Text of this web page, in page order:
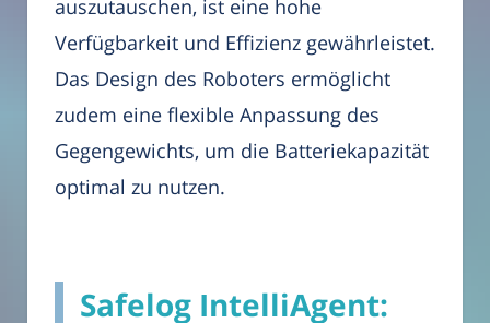
auszutauschen, ist eine hohe
Verfügbarkeit und Effizienz gewährleistet.
Das Design des Roboters ermöglicht
zudem eine flexible Anpassung des
Gegengewichts, um die Batteriekapazität
optimal zu nutzen.
Safelog IntelliAgent: